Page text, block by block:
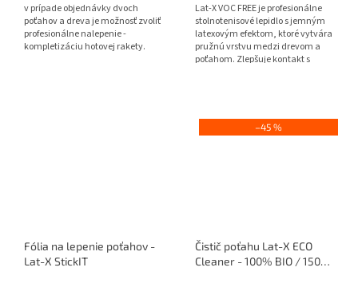
hviezdičiek.
v prípade objednávky dvoch
poťahov a dreva je možnosť zvoliť
profesionálne nalepenie -
kompletizáciu hotovej rakety.
hviezdičiek.
Lat-X VOC FREE je profesionálne
stolnotenisové lepidlo s jemným
latexovým efektom, ktoré vytvára
pružnú vrstvu medzi drevom a
poťahom. Zlepšuje kontakt s
Fólia na lepenie poťahov -
Lat-X StickIT
–45 %
Čistič poťahu Lat-X ECO
Cleaner - 100% BIO / 150ml